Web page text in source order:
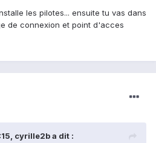
les pilotes... ensuite tu vas dans
de connexion et point d'acces
cyrille2b a dit :